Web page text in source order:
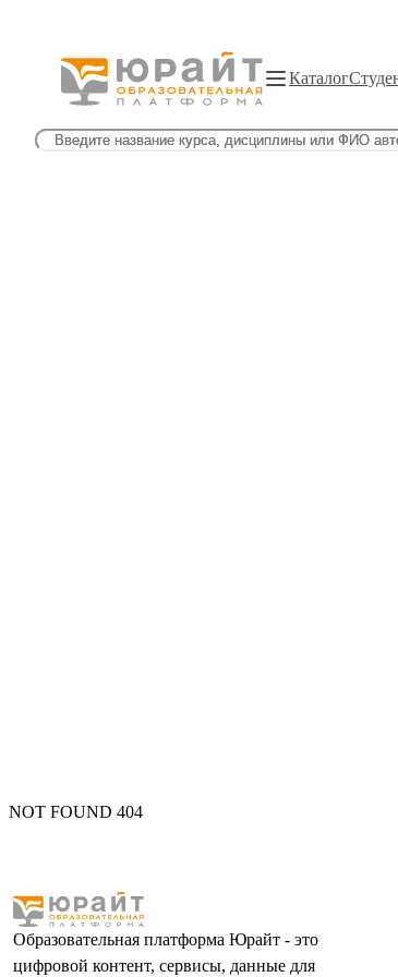
Каталог
NOT FOUND 404
Образовательная платформа Юрайт - это
цифровой контент, сервисы, данные для